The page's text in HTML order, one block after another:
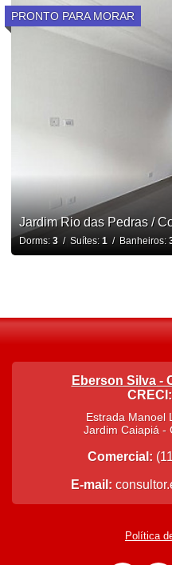
PRONTO PARA MORAR
Jardim Rio das Pedras /
Dorms: 3/ Suítes: 1 / Banheiros:
Eberson Silva -
Estrada Manoel
Jardim Caiapiá -
Comercial:
E-mail:
Política